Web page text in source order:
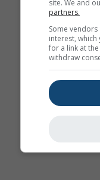
site. We and
partners.
Some
interest,
for a link at
withdraw